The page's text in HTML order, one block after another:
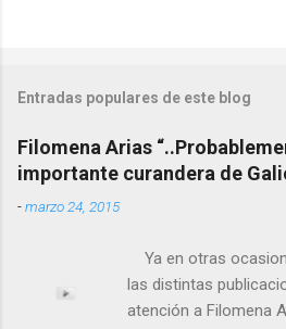
Entradas populares de este blog
Filomena Arias
importante curandera de
-marzo 24, 2015
Ya en otras
las distintas
atención a Filomena